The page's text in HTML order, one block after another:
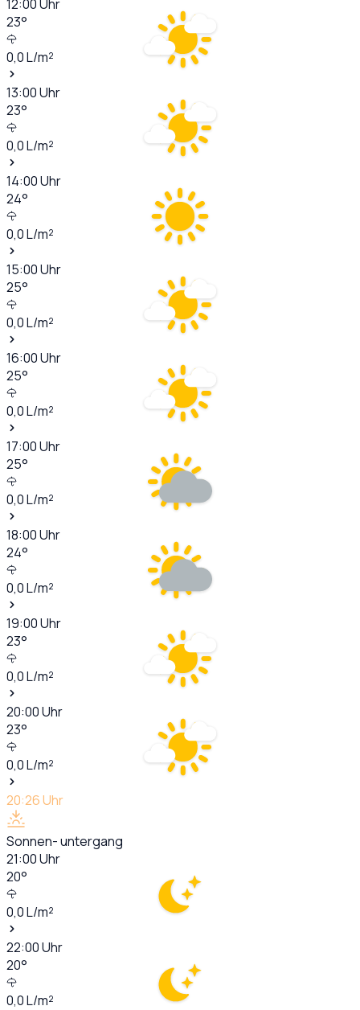
12:00Uhr
23°
0,0L/m²
13:00Uhr
23°
0,0L/m²
14:00Uhr
24°
0,0L/m²
15:00Uhr
25°
0,0L/m²
16:00Uhr
25°
0,0L/m²
17:00Uhr
25°
0,0L/m²
18:00Uhr
24°
0,0L/m²
19:00Uhr
23°
0,0L/m²
20:00Uhr
23°
0,0L/m²
20:26Uhr
Sonnen- untergang
21:00Uhr
20°
0,0L/m²
22:00Uhr
20°
0,0L/m²